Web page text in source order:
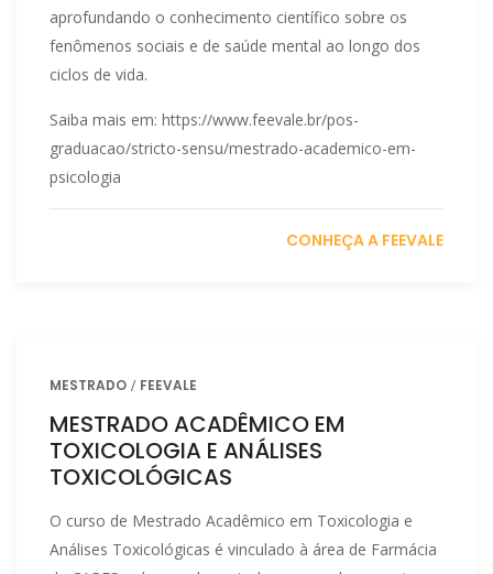
aprofundando o conhecimento científico sobre os
fenômenos sociais e de saúde mental ao longo dos
ciclos de vida.
Saiba mais em: https://www.feevale.br/pos-
graduacao/stricto-sensu/mestrado-academico-em-
psicologia
CONHEÇA A FEEVALE
MESTRADO FEEVALE
MESTRADO ACADÊMICO EM
TOXICOLOGIA E ANÁLISES
TOXICOLÓGICAS
O curso de Mestrado Acadêmico em Toxicologia e
Análises Toxicológicas é vinculado à área de Farmácia